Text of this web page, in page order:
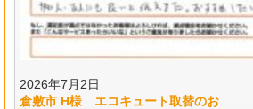
2026年7月2日
倉敷市 H様 エコキュート取替のお